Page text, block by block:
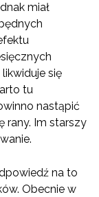
miał
się
tu
nastąpić
rany. Im starszy
na to
Obecnie w